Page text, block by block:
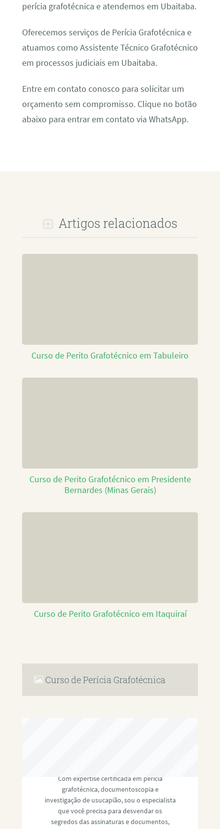
perícia grafotécnica e atendemos em Ubaitaba.
Oferecemos serviços de Perícia Grafotécnica e
atuamos como Assistente Técnico Grafotécnico
em processos judiciais em Ubaitaba.
Entre em contato conosco para solicitar um
orçamento sem compromisso. Clique no botão
abaixo para entrar em contato via WhatsApp.
Artigos relacionados
Curso de Perito Grafotécnico em Tabuleiro
Curso de Perito Grafotécnico em Presidente
Bernardes (Minas Gerais)
Curso de Perito Grafotécnico em Itaquiraí
Curso de Perícia Grafotécnica
Com expertise certificada em perícia
grafotécnica, documentoscopia e
investigação de usucapião, sou o especialista
que você precisa para desvendar os
segredos das assinaturas e documentos,